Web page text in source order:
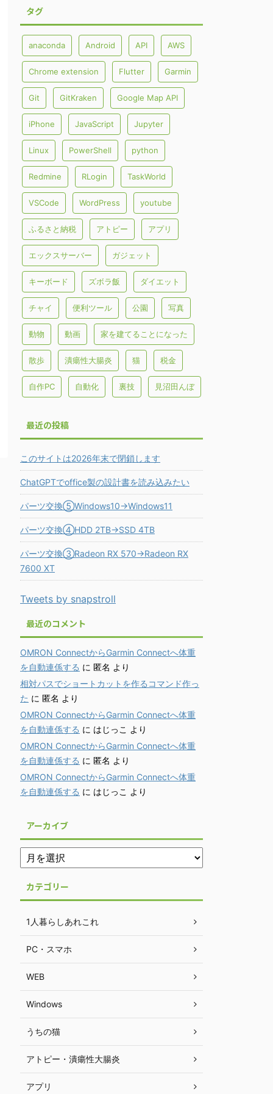
タグ
anaconda Android API AWS
Chrome extension Flutter Garmin
Git GitKraken Google Map API
iPhone JavaScript Jupyter
Linux PowerShell python
Redmine RLogin TaskWorld
VSCode WordPress youtube
ふるさと納税 アトピー アプリ
エックスサーバー ガジェット
キーボード ズボラ飯 ダイエット
チャイ 便利ツール 公園 写真
動物 動画 家を建てることになった
散歩 潰瘍性大腸炎 猫 税金
自作PC 自動化 裏技 見沼田んぼ
最近の投稿
このサイトは2026年末で閉鎖します
ChatGPTでoffice製の設計書を読み込みたい
パーツ交換⑤Windows10→Windows11
パーツ交換④HDD 2TB→SSD 4TB
パーツ交換③Radeon RX 570→Radeon RX
7600 XT
Tweets by snapstroll
最近のコメント
OMRON ConnectからGarmin Connectへ体重
を自動連係する に 匿名 より
相対パスでショートカットを作るコマンド作っ
た に 匿名 より
OMRON ConnectからGarmin Connectへ体重
を自動連係する に はじっこ より
OMRON ConnectからGarmin Connectへ体重
を自動連係する に 匿名 より
OMRON ConnectからGarmin Connectへ体重
を自動連係する に はじっこ より
アーカイブ
カテゴリー
1人暮らしあれこれ
PC・スマホ
WEB
Windows
うちの猫
アトピー・潰瘍性大腸炎
アプリ